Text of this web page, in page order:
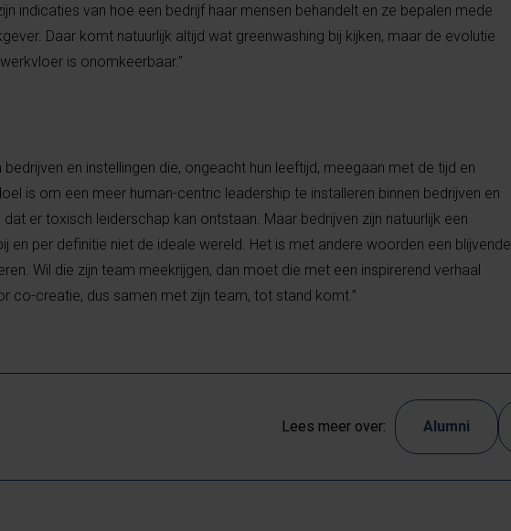
indicaties van hoe een bedrijf haar mensen behandelt en ze bepalen mede
Daar komt natuurlijk altijd wat greenwashing bij kijken, maar de evolutie
is onomkeerbaar.”
en instellingen die, ongeacht hun leeftijd, meegaan met de tijd en
is om een meer human-centric leadership te installeren binnen bedrijven en
er toxisch leiderschap kan ontstaan. Maar bedrijven zijn natuurlijk een
en per definitie niet de ideale wereld. Het is met andere woorden een blijvende
Wil die zijn team meekrijgen, dan moet die met een inspirerend verhaal
co-creatie, dus samen met zijn team, tot stand komt.”
Lees meer over: Alumni